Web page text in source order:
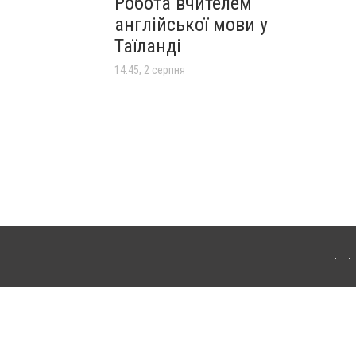
англійської мови у
Таїланді
14:45, 2 серпня